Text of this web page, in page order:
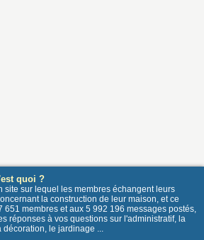
quoi ?
site sur lequel les membres échangent leurs
la construction de leur maison, et ce
651 membres et aux 5 992 196 messages postés,
réponses à vos questions sur l'administratif, la
le jardinage ...